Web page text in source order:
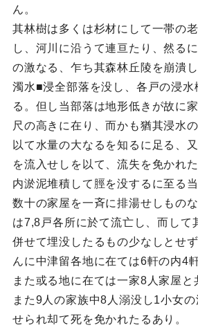
ん。
其林樹は多くは杉材にして一帯の
し、河川に沿うて連亘たり、然る
の激なる、乍ち其森林丘陵を崩潰
濁水■浸全部落を没し、各戸の浸水
る。但し当部落は地形低きが故に
尺の高きに在り、而かも猶其浸水
以て水量の大なるを知るに足る、
を流入せしを以て、流失を免かれ
内淤泥堆積して脛を没するに至る
数十の家屋を一斉に排湯せしもの
は7,8戸各所に於て流亡し、而して
併せて埋没したるもの少なしとせ
んに中津留各地に在ては6軒の内4
また或る地に在ては一家8人家屋と
また9人の家族中8人溺没し1小女
せられ却て死を免かれたるあり。